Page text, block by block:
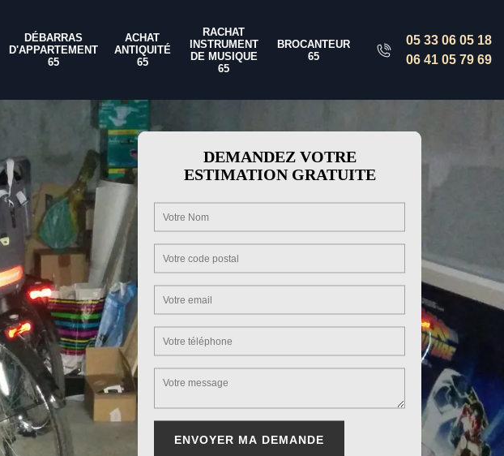
DÉBARRAS
D'APPARTEMENT
65
ACHAT
ANTIQUITÉ
65
RACHAT
INSTRUMENT
DE MUSIQUE
65
BROCANTEUR
65
05 33 06 05 18
06 41 05 79 69
DEMANDEZ VOTRE
ESTIMATION GRATUITE